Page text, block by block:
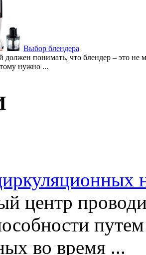
Выбор блендера
должен понимать, что блендер – это не
нужно ...
центр
во время ...